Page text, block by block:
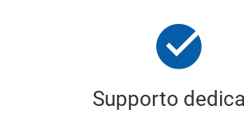
Supporto